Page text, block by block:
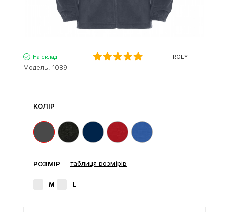
На складі ROLY
Модель: 1089
КОЛІР
РОЗМІР таблиця розмірів
M L